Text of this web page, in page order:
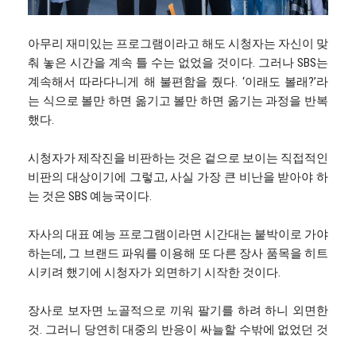
아무리 재미있는 프로그램이라고 해도 시청자는 자신이 맞
춰 놓은 시간을 계속 틀 수는 없었을 것이다. 그러나 SBS는
계속해서 따라다니게 해 불편함을 줬다. ‘이래도 볼래?’라
는 식으로 볼만 하면 옮기고 볼만 하면 옮기는 과정을 반복
했다.
시청자가 제작진을 비판하는 것은 겉으로 보이는 직접적인
비판의 대상이기에 그렇고, 사실 가장 큰 비난을 받아야 하
는 것은 SBS 예능국이다.
자사의 대표 예능 프로그램이라면 시간대는 붙박이로 가야
하는데, 그 브랜드 파워를 이용해 또 다른 장사 품목을 히트
시키려 했기에 시청자가 외면하기 시작한 것이다.
장사로 보자면 노골적으로 끼워 팔기를 하려 하니 외면한
것. 그러니 당연히 대중의 반응이 싸늘할 수밖에 없었던 것